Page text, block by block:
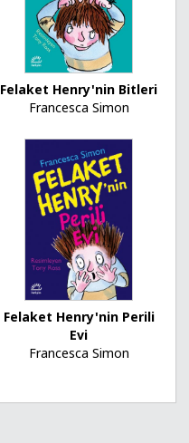
Felaket Henry'nin Bitleri
Francesca Simon
Felaket Henry'nin Perili
Evi
Francesca Simon